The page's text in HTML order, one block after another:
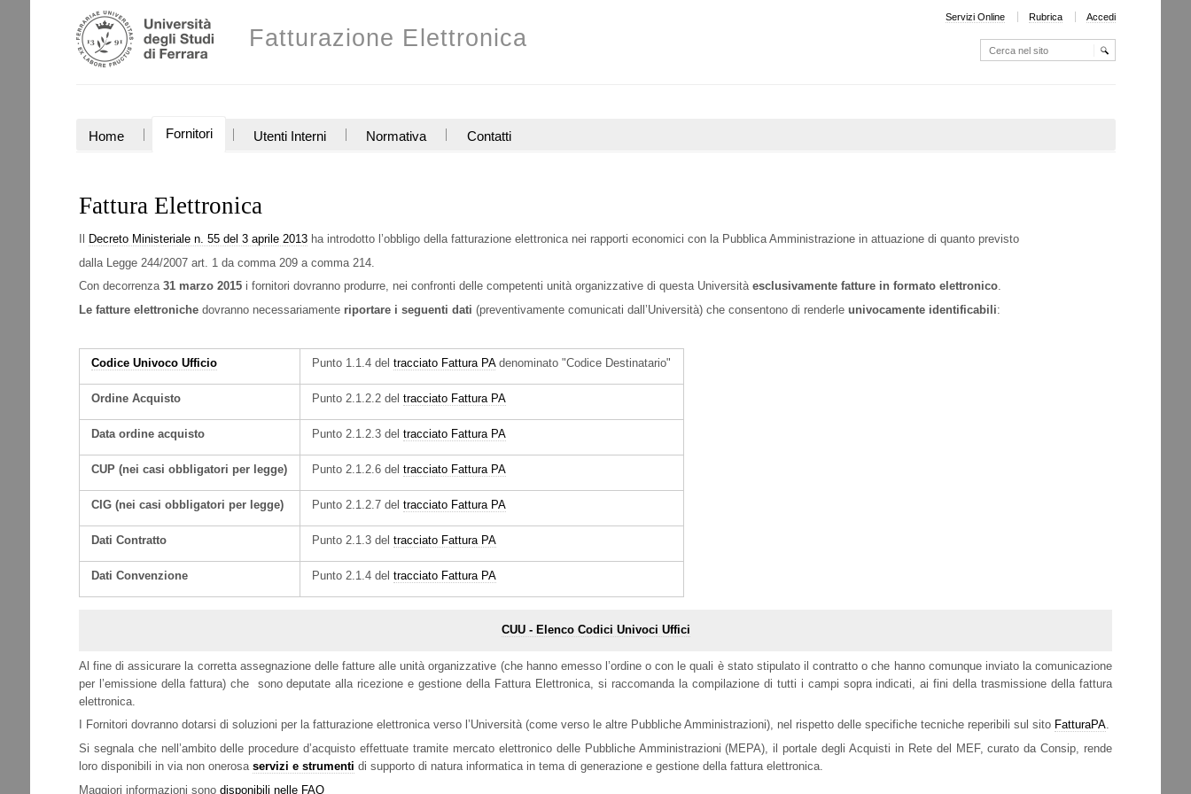
Salta
ai
contenuti.
Strumenti
personali
Fatturazione Elettronica
Servizi Online Rubrica Accedi
Cerca nel sito
SEZIONI
Home Fornitori Utenti Interni Normativa Contatti
Fattura Elettronica
Decreto Ministeriale n. 55 del 3 aprile 2013ha introdotto l’obbligo della fatturazione elettronica nei rapporti economici con la Pubblica Amministrazione in attuazione di quanto previsto
dalla Legge 244/2007 art. 1 da comma 209 a comma 214.
Con decorrenza 31 marzo 2015i fornitori dovranno produrre, nei confronti delle competenti unità organizzative di questa Università esclusivamente fatture in formato elettronico.
Le fatture elettroniche dovranno necessariamente riportare i seguenti dati (preventivamente comunicati dall’Università) che consentono di renderle univocamente identificabili:
Codice Univoco Ufficio Punto 1.1.4 deltracciato Fattura PAdenominato "Codice Destinatario"
Ordine Acquisto Punto 2.1.2.2 deltracciato Fattura PA
Data ordine acquisto Punto 2.1.2.3 deltracciato Fattura PA
CUP (nei casi obbligatori per legge) Punto 2.1.2.6 deltracciato Fattura PA
CIG (nei casi obbligatori per legge) Punto 2.1.2.7 deltracciato Fattura PA
Dati Contratto Punto 2.1.3 deltracciato Fattura PA
Dati Convenzione Punto 2.1.4 deltracciato Fattura PA
CUU - Elenco Codici Univoci Uffici
Al fine di assicurare la corretta assegnazione delle fatture alle unità organizzative (che hanno emesso l’ordine o con le quali è stato stipulato il contratto o che hanno comunque inviato la comunicazione
per l’emissione della fattura) che sono deputate alla ricezione e gestione della Fattura Elettronica, si raccomanda la compilazione di tutti i campi sopra indicati, ai fini della trasmissione della fattura
elettronica.
I Fornitori dovranno dotarsi di soluzioni per la fatturazione elettronica verso l’Università (come verso le altre Pubbliche Amministrazioni), nel rispetto delle specifiche tecniche reperibili sul sito FatturaPA.
Si segnala che nell’ambito delle procedure d’acquisto effettuate tramite mercato elettronico delle Pubbliche Amministrazioni (MEPA), il portale degli Acquisti in Rete del MEF, curato da Consip, rende
loro disponibili in via non onerosa servizi e strumenti di supporto di natura informatica in tema di generazione e gestione della fattura elettronica.
Maggiori informazioni sono disponibili nelle FAQ